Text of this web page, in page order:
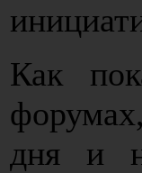
Как
дня и